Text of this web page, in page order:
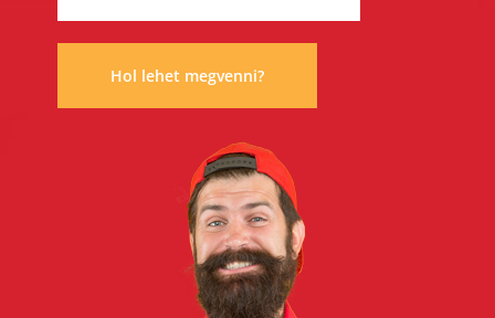
Hol lehet megvenni?